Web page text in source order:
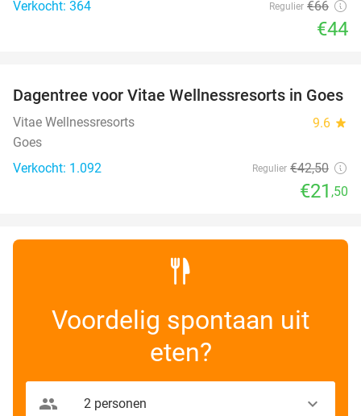
Verkocht: 364 Regulier €66
€44
49%
Dagentree voor Vitae Wellnessresorts in Goes
Vitae Wellnessresorts 9.6 star
Goes
Verkocht: 1.092
Regulier €42,50
€21 ,50
Voordelig spontaan uit
eten?